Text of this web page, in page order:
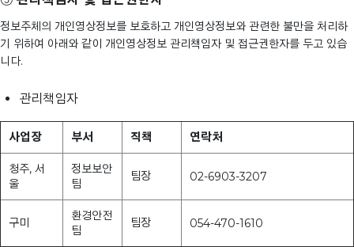
정보주체의 개인영상정보를 보호하고 개인영상정보와 관련한 불만을 처리하
기 위하여 아래와 같이 개인영상정보 관리책임자 및 접근권한자를 두고 있습
니다.
관리책임자
사업장 부서 직책 연락처
청주, 서
울
정보보안
팀
팀장 02-6903-3207
구미
환경안전
팀
팀장 054-470-1610